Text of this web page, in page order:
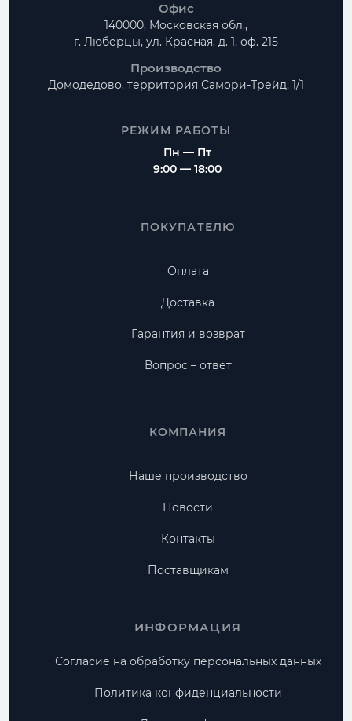
Офис
140000, Московская обл.,
г. Люберцы, ул. Красная, д. 1, оф. 215
Производство
Домодедово, территория Самори-Трейд, 1/1
РЕЖИМ РАБОТЫ
Пн — Пт
9:00 — 18:00
ПОКУПАТЕЛЮ
Оплата
Доставка
Гарантия и возврат
Вопрос – ответ
КОМПАНИЯ
Наше производство
Новости
Контакты
Поставщикам
ИНФОРМАЦИЯ
Согласие на обработку персональных данных
Политика конфиденциальности